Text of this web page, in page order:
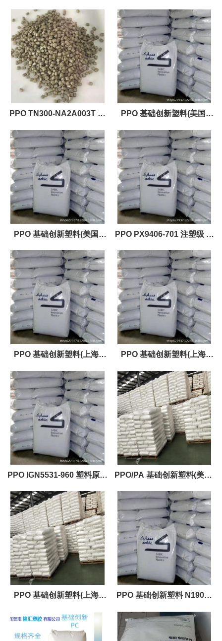
器/机械部件 汽车领域的应
PPO TN300-NA2A003T 注
塑级 塑料原料
PPO 基础创新塑料(美国)
TN300-NA2A003T 注塑级
液位计等
PPO 基础创新塑料(美国)
PX9406-701 注塑级
PPO PX9406-701 注塑级 有
线电视圈
PPO 基础创新塑料(上海)
FN215X-111 注塑级 共聚物
抗撞击性，良好 可加工性，
良好 耐化学性良好 阻燃性
PPO 基础创新塑料(上海)
FN215X-111 注塑级
PPO IGN5531-960 塑料原料
塑料原料
PPO/PA 基础创新塑料(美国)
GTX910 注塑级
PPO 基础创新塑料(上海)
PX9406P-7001 注塑级
PPO 基础创新塑料 N190X-
111抗氧化性 特性 农业应用